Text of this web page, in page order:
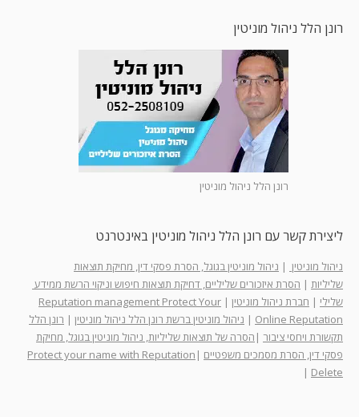
רונן הלל ניהול מוניטין
רונן הלל ניהול מוניטין
ליצירת קשר עם רונן הלל ניהול מוניטין באינטרנט
ניהול מוניטין | ניהול מוניטין בגוגל, הסרת פסקי דין, מחיקת תוצאות
שליליות | הסרת איזכורים שליליים, דחיקת תוצאות חיפוש וניקוי הרשת ממידע
שלילי | חברת ניהול מוניטין |
Reputation management Protect Your
Online Reputation
| ניהול מוניטין ברשת רונן הלל ניהול מוניטין | רונן הלל
תקשורת ויחסי ציבור | הסרה של תוצאות שליליות, ניהול מוניטין בגוגל, מחיקת
פסקי דין, הסרת מסמכים משפטיים |
Protect your name with Reputation
Delete
|